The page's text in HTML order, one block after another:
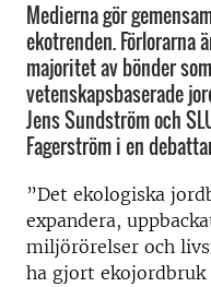
Medierna gör
ekotrenden. Förlorarna
majoritet av bönder
vetenskapsbaserade
Jens Sundström och
Fagerström i en
”Det ekologiska
expandera,
miljörörelser och
ha gjort